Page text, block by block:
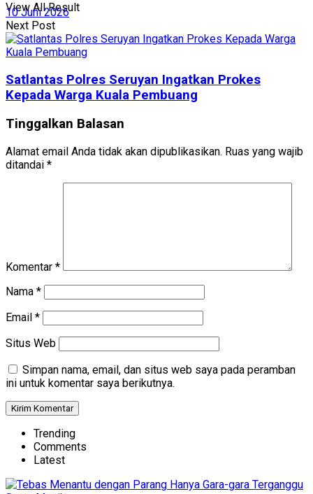
View All Result
10 Juni 2026
Next Post
Satlantas Polres Seruyan Ingatkan Prokes
Kepada Warga Kuala Pembuang
Tinggalkan Balasan
Alamat email Anda tidak akan dipublikasikan. Ruas yang wajib
ditandai *
Komentar *
Nama *
Email *
Situs Web
Simpan nama, email, dan situs web saya pada peramban
ini untuk komentar saya berikutnya.
Trending
Comments
Latest